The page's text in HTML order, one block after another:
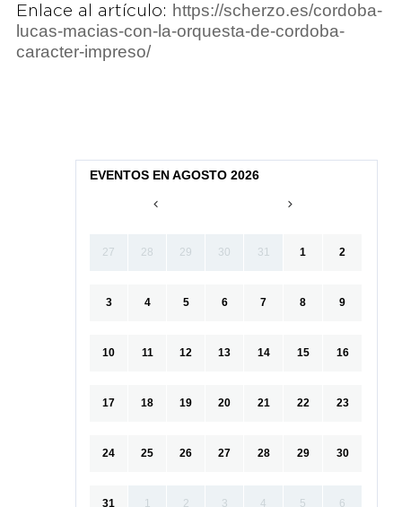
Enlace al artículo:
https://scherzo.es/cordoba-
lucas-macias-con-la-orquesta-de-cordoba-
caracter-impreso/
EVENTOS EN AGOSTO 2026
27 28 29 30 31 1 2
3 4 5 6 7 8 9
10 11 12 13 14 15 16
17 18 19 20 21 22 23
24 25 26 27 28 29 30
31 1 2 3 4 5 6